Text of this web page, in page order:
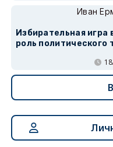
Иван
Избирательная
роль политического